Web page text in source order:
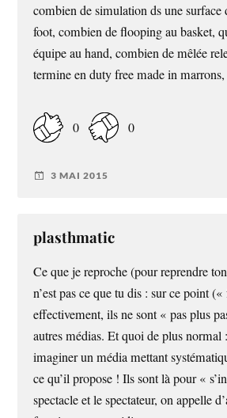
combien de simulation ds une surface
foot, combien de flooping au basket,
équipe au hand, combien de mêlée
termine en duty free made in marrons,
0 0
3 MAI 2015
plasthmatic
Ce que je reproche (pour reprendre
n’est pas ce que tu dis : sur ce point
effectivement, ils ne sont « pas plus
autres médias. Et quoi de plus normal
imaginer un média mettant
ce qu’il propose ! Ils sont là pour «
spectacle et le spectateur, on appelle